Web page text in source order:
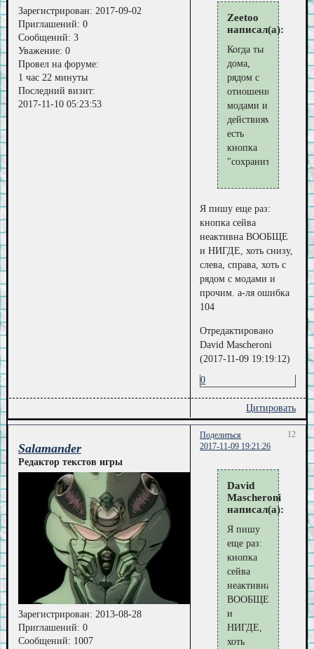
Зарегистрирован: 2017-09-02
Приглашений: 0
Сообщений: 3
Уважение: 0
Провел на форуме:
1 час 22 минуты
Последний визит:
2017-11-10 05:23:53
Zeetoo
написал(а):
Когда ты
дома,
рядом с
отношениями,
модами и
действиями
есть
кнопка
"сохранить"
Я пишу еще раз:
кнопка сейва
неактивна ВООБЩЕ
и НИГДЕ, хоть снизу,
слева, справа, хоть с
рядом с модами и
прочим. а-ля ошибка
104
Отредактировано
David Mascheroni
(2017-11-09 19:19:12)
0
Цитировать
Поделиться
12
2017-11-09 19:21:26
Salamander
Редактор текстов игры
Зарегистрирован: 2013-08-28
Приглашений: 0
Сообщений: 1007
David
Mascheroni
написал(а):
Я пишу
еще раз:
кнопка
сейва
неактивна
ВООБЩЕ
и
НИГДЕ,
хоть